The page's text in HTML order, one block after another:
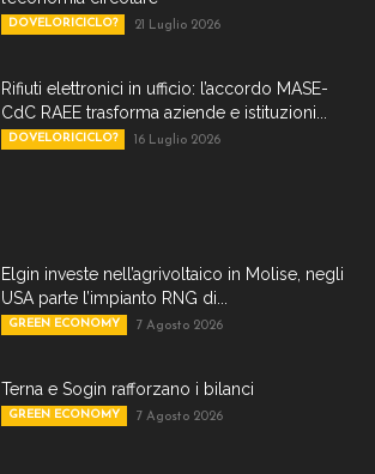
DOVELORICICLO? 21 Luglio 2026
Rifiuti elettronici in ufficio: l’accordo MASE-
CdC RAEE trasforma aziende e istituzioni...
DOVELORICICLO? 16 Luglio 2026
Elgin investe nell’agrivoltaico in Molise, negli
USA parte l’impianto RNG di...
GREEN ECONOMY 7 Agosto 2026
Terna e Sogin rafforzano i bilanci
GREEN ECONOMY 7 Agosto 2026